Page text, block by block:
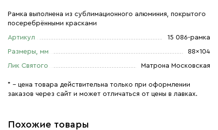
Рамка выполнена из сублимационного алюминия, покрытого
посеребрёнными красками
Артикул 15 086-рамка
Размеры, мм 88×104
Лик Святого Матрона Московская
* – цена товара действительна только при оформлении
заказов через сайт и может отличаться от цены в лавках.
Похожие товары